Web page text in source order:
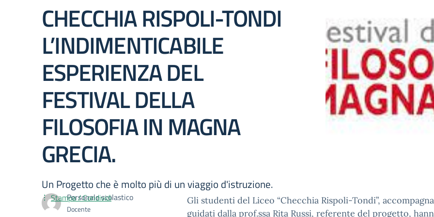
CHECCHIA RISPOLI-TONDI
L’INDIMENTICABILE
ESPERIENZA DEL
FESTIVAL DELLA
FILOSOFIA IN MAGNA
GRECIA.
Un Progetto che è molto più di un viaggio d'istruzione.
Personale scolastico
Docente
Gli studenti del Liceo “Checchia Rispoli-Tondi”,
guidati dalla prof.ssa Rita Russi, referente del progetto,
Stampa / Condividi